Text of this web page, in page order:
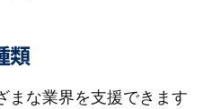
類
まな業界を支援できます